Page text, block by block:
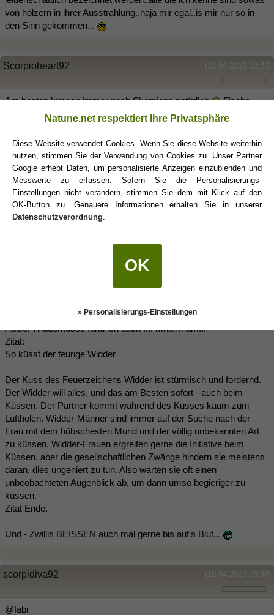
von hölzern in ihrer Ausstrahlung..naja mir egal..is mir nur so in
den Sinn gekommen...
(10.04.2010 18:23)
Scorpioheart92
Am besten küssen immer noch Skorpione natürlich
Fische,
Krebs und Jungfrau aber mit einem Löwen könnt ich mir
persönlich gar nicht vorstellen
Also meiner Mutter Jungfrau haben sie immer gefallen von
meinem Vater Löwe igiiiiiiiiiitt
(10.04.2010 18:25)
fabi
Aalso, Widderküsse fand ich auch .... mnamnam...
Zitat:
So küsst der feurige Widder
Der Kuss des Feuerzeichens Widder ist stürmisch und fordernd.
Der Widder will alles, und das am Besten sofort - auch beim
Küssen. Der Partner kommt während des Kusses kaum zum
Luftholen. Widder-Männer sind immer auf der Suche nach der
Frau mit dem hübschesten Mund und der völlig unbekannten Art
zu küssen. Widder-Frauen ergreifen gerne die Initiative beim
Küssen, aber die gesellschaftlichen Zwänge hindern sie meistens
daran, dies ungeniert zu tun. Also warten sie oft einen
unbeobachteten Augenblick ab, um dann umso begieriger zu
küssen.
Zitat Ende.
Und - Zwillis BEISSEN auch mal gerne bis auf's Blut...
(10.04.2010 18:38)
scorpidiva92
@fabi
Natune.net respektiert Ihre Privatsphäre
Diese Website verwendet Cookies. Wenn Sie diese Website weiterhin
nutzen, stimmen Sie der Verwendung von Cookies zu. Unser Partner
Google erhebt Daten, um personalisierte Anzeigen einzublenden und
Messwerte zu erfassen. Sofern Sie die Personalisierungs-
Einstellungen nicht verändern, stimmen Sie dem mit Klick auf den
OK-Button zu. Genauere Informationen erhalten Sie in unserer
Datenschutzverordnung.
OK
» Personalisierungs-Einstellungen